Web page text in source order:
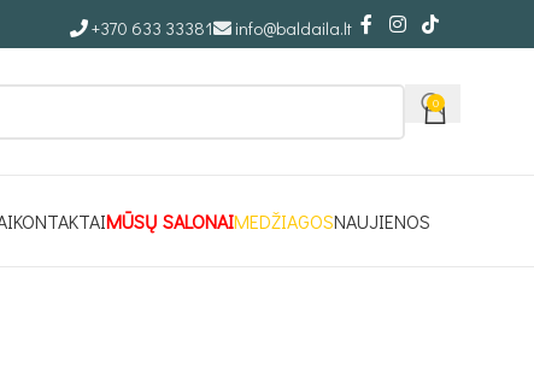
+370 633 33381 info@baldaila.lt
0
KONTAKTAIMŪSŲ SALONAIMEDŽIAGOSNAUJIENOS